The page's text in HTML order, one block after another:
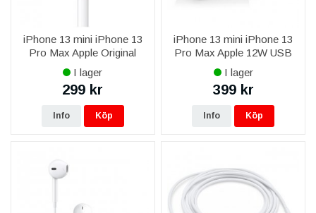
iPhone 13 mini iPhone 13
Pro Max Apple Original
Lightning till 3,5 mm-adapter
för hörlurar
I lager
299 kr
Info Köp
iPhone 13 mini iPhone 13
Pro Max Apple 12W USB
Strömadapter MGN03ZM/A
Original
I lager
399 kr
Info Köp